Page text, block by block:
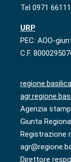
Tel 0971
URP
PEC: AOO-
C.F.
Agenzia
Giunta
Registrazione
Direttore